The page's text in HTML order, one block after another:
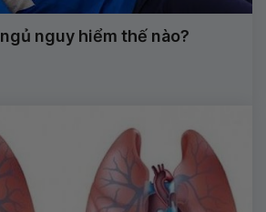
nguy hiểm thế nào?